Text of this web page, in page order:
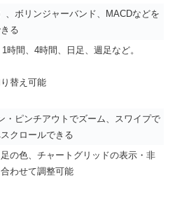
、ボリンジャーバンド、MACDなどを
る
時間、4時間、日足、週足など。
替え可能
・ピンチアウトでズーム、スワイプで
クロールできる
の色、チャートグリッドの表示・非
わせて調整可能